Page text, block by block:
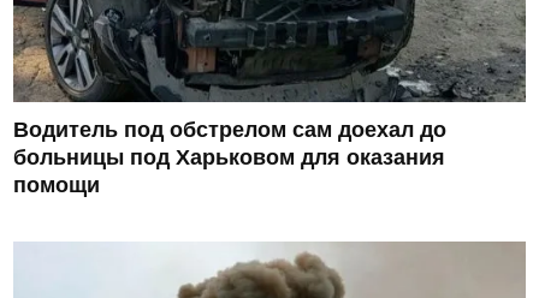
Водитель под обстрелом сам доехал до
больницы под Харьковом для оказания
помощи